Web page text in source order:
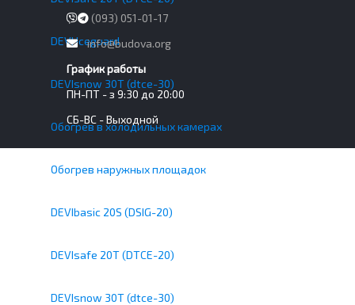
DEVI Iceguard
DEVIsnow 30T (dtce-30)
Обогрев в холодильных камерах
Обогрев наружных площадок
DEVIbasic 20S (DSIG-20)
DEVIsafe 20T (DTCE-20)
DEVIsnow 30T (dtce-30)
(093) 051-01-17
info@budova.org
График работы
ПН-ПТ - з 9:30 до 20:00
СБ-ВС - Выходной